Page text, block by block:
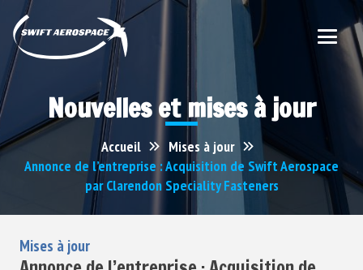
Nouvelles et mises à jour
Accueil
Mises à jour
Annonce de l’entreprise : Acquisition de Swift Aerospace
par Clarendon Speciality Fasteners
Mises à jour